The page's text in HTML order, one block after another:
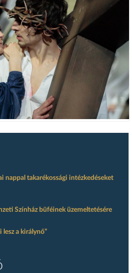
nappal takarékossági intézkedéseket
Színház büféinek üzemeltetésére
lesz a királynő”